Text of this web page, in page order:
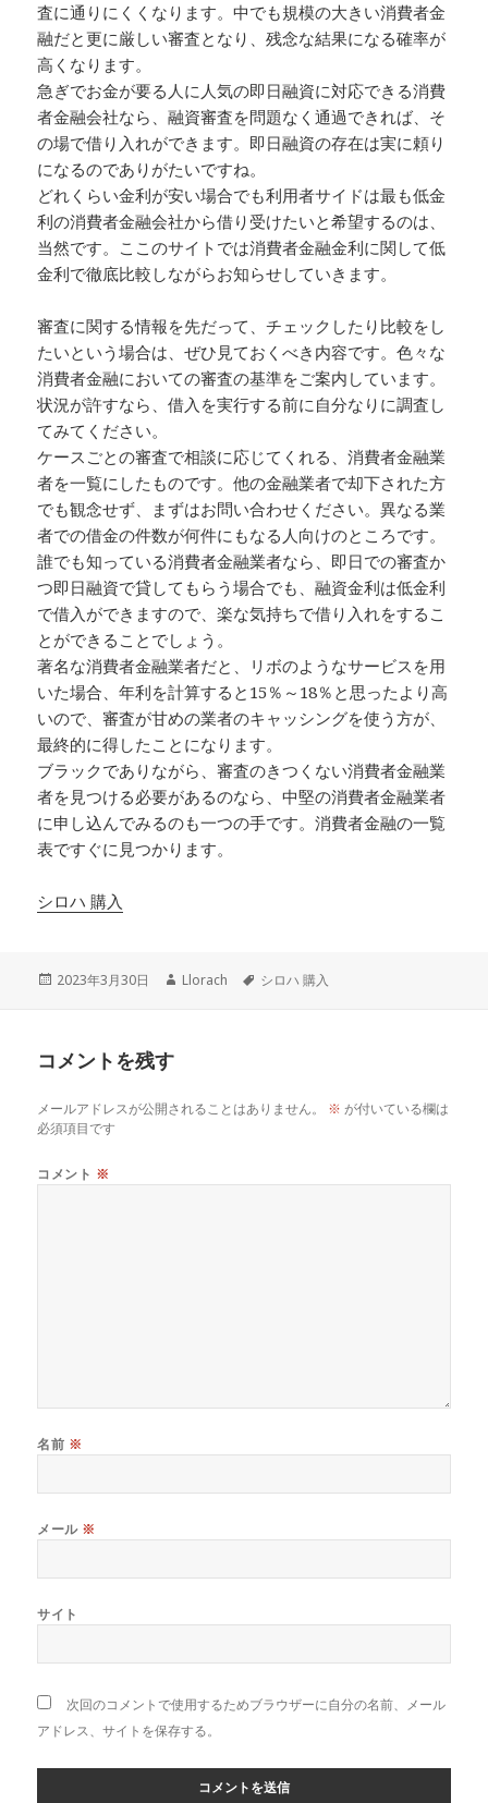
査に通りにくくなります。中でも規模の大きい消費者金
融だと更に厳しい審査となり、残念な結果になる確率が
高くなります。
急ぎでお金が要る人に人気の即日融資に対応できる消費
者金融会社なら、融資審査を問題なく通過できれば、そ
の場で借り入れができます。即日融資の存在は実に頼り
になるのでありがたいですね。
どれくらい金利が安い場合でも利用者サイドは最も低金
利の消費者金融会社から借り受けたいと希望するのは、
当然です。ここのサイトでは消費者金融金利に関して低
金利で徹底比較しながらお知らせしていきます。
審査に関する情報を先だって、チェックしたり比較をし
たいという場合は、ぜひ見ておくべき内容です。色々な
消費者金融においての審査の基準をご案内しています。
状況が許すなら、借入を実行する前に自分なりに調査し
てみてください。
ケースごとの審査で相談に応じてくれる、消費者金融業
者を一覧にしたものです。他の金融業者で却下された方
でも観念せず、まずはお問い合わせください。異なる業
者での借金の件数が何件にもなる人向けのところです。
誰でも知っている消費者金融業者なら、即日での審査か
つ即日融資で貸してもらう場合でも、融資金利は低金利
で借入ができますので、楽な気持ちで借り入れをするこ
とができることでしょう。
著名な消費者金融業者だと、リボのようなサービスを用
いた場合、年利を計算すると15％～18％と思ったより高
いので、審査が甘めの業者のキャッシングを使う方が、
最終的に得したことになります。
ブラックでありながら、審査のきつくない消費者金融業
者を見つける必要があるのなら、中堅の消費者金融業者
に申し込んでみるのも一つの手です。消費者金融の一覧
表ですぐに見つかります。
シロハ 購入
投
2023年3月30日
作
Llorach
タ
シロハ 購入
コメントを残す
メールアドレスが公開されることはありません。 ※ が付いている欄は
必須項目です
コメント ※
名前 ※
メール ※
サイト
次回のコメントで使用するためブラウザーに自分の名前、メール
アドレス、サイトを保存する。